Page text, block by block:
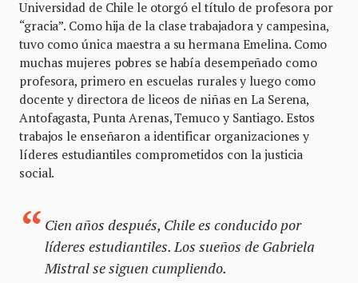
Universidad de Chile le otorgó el título de profesora por
“gracia”. Como hija de la clase trabajadora y campesina,
tuvo como única maestra a su hermana Emelina. Como
muchas mujeres pobres se había desempeñado como
profesora, primero en escuelas rurales y luego como
docente y directora de liceos de niñas en La Serena,
Antofagasta, Punta Arenas, Temuco y Santiago. Estos
trabajos le enseñaron a identificar organizaciones y
líderes estudiantiles comprometidos con la justicia
social.
Cien años después, Chile es conducido por
líderes estudiantiles. Los sueños de Gabriela
Mistral se siguen cumpliendo.